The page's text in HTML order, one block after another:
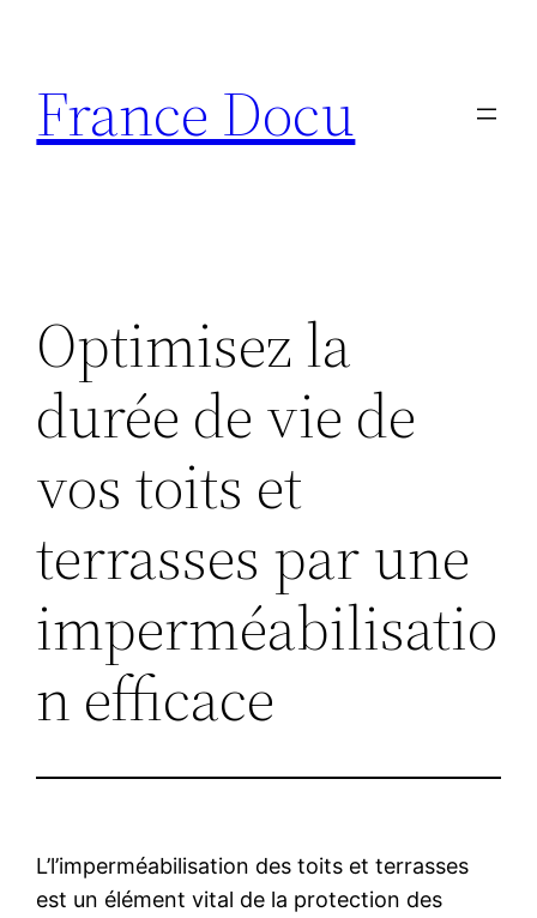
contenu
France Docu
Optimisez la
durée de vie de
vos toits et
terrasses par une
imperméabilisatio
n efficace
L’l’imperméabilisation des toits et terrasses
est un élément vital de la protection des